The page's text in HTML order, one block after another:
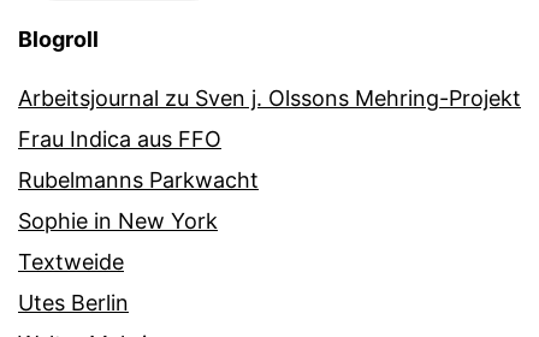
Blogroll
Arbeitsjournal zu Sven j. Olssons Mehring-Projekt
Frau Indica aus FFO
Rubelmanns Parkwacht
Sophie in New York
Textweide
Utes Berlin